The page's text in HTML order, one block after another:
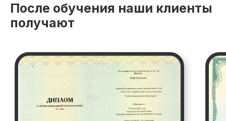
После обучения наши клиенты
получают